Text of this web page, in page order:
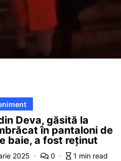
Deva, găsită la
în pantaloni de
baie, a fost reținut
2025 0 1 min read